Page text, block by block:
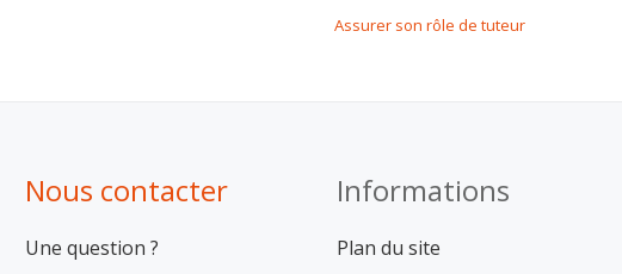
Assurer son rôle de tuteur
Nous contacter
Une question ?
Informations
Plan du site